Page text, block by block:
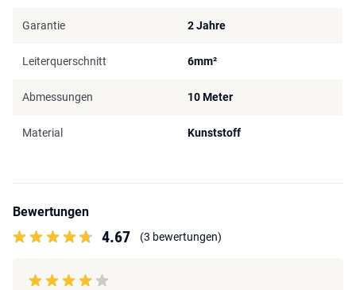
Garantie 2 Jahre
Leiterquerschnitt 6mm²
Abmessungen 10 Meter
Material Kunststoff
Bewertungen
4.67 (3 bewertungen)